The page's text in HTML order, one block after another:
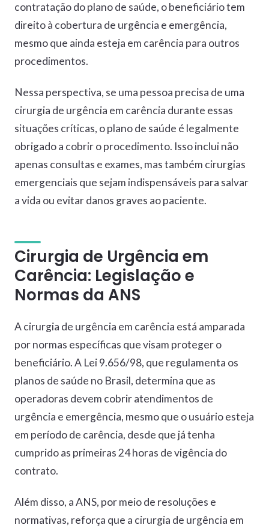
contratação do plano de saúde, o beneficiário tem
direito à cobertura de urgência e emergência,
mesmo que ainda esteja em carência para outros
procedimentos.
Nessa perspectiva, se uma pessoa precisa de uma
cirurgia de urgência em carência durante essas
situações críticas, o plano de saúde é legalmente
obrigado a cobrir o procedimento. Isso inclui não
apenas consultas e exames, mas também cirurgias
emergenciais que sejam indispensáveis para salvar
a vida ou evitar danos graves ao paciente.
Cirurgia de Urgência em
Carência: Legislação e
Normas da ANS
A cirurgia de urgência em carência está amparada
por normas específicas que visam proteger o
beneficiário. A Lei 9.656/98, que regulamenta os
planos de saúde no Brasil, determina que as
operadoras devem cobrir atendimentos de
urgência e emergência, mesmo que o usuário esteja
em período de carência, desde que já tenha
cumprido as primeiras 24 horas de vigência do
contrato.
Além disso, a ANS, por meio de resoluções e
normativas, reforça que a cirurgia de urgência em